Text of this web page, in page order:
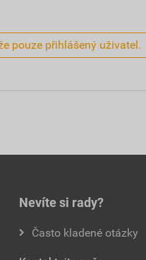
pouze přihlášený uživatel.
Nevíte si rady?
Často kladené otázky